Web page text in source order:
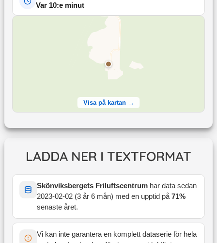
Var 10:e minut
Visa på kartan →
LADDA NER I TEXTFORMAT
Skönviksbergets Friluftscentrumhar data sedan
2023-02-02(3 år 6 mån) med en upptid på71%
senaste året.
Vi kan inte garantera en komplett dataserie för hela